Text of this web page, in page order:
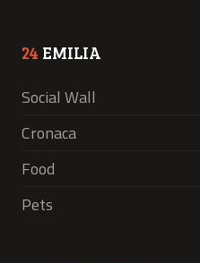
24 EMILIA
Social Wall
Cronaca
Food
Pets